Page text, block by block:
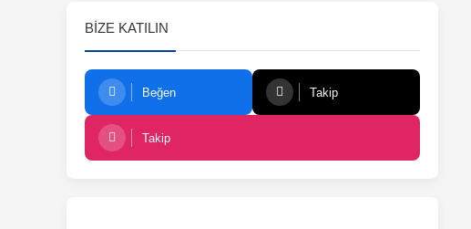
BIZE KATILIN
Beğen Takip
Takip